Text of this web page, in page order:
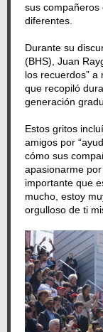
sus compañeros
diferentes.
Durante su
(BHS), Juan
los recuerdos” a
que recopiló
generación
Estos gritos
amigos por
cómo sus
apasionarme
importante que
mucho, estoy
orgulloso de ti